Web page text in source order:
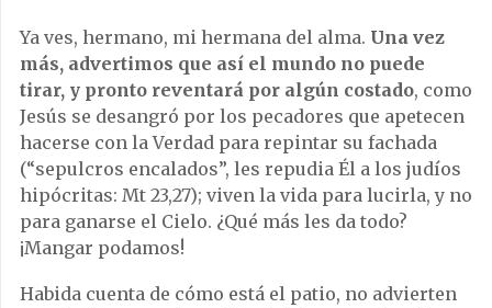
Ya ves, hermano, mi hermana del alma. Una vez
más, advertimos que así el mundo no puede
tirar, y pronto reventará por algún costado, como
Jesús se desangró por los pecadores que apetecen
hacerse con la Verdad para repintar su fachada
(“sepulcros encalados”, les repudia Él a los judíos
hipócritas: Mt 23,27); viven la vida para lucirla, y no
para ganarse el Cielo. ¿Qué más les da todo?
¡Mangar podamos!
Habida cuenta de cómo está el patio, no advierten